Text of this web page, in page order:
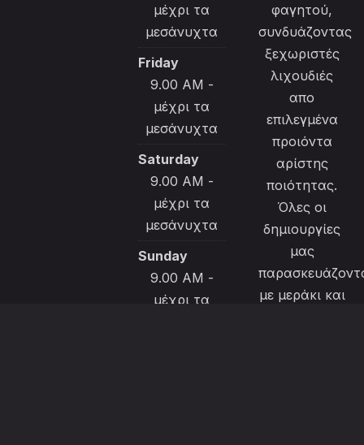
μέχρι τα
μεσάνυχτα
Friday
9.00 AM -
μέχρι τα
μεσάνυχτα
Saturday
9.00 AM -
μέχρι τα
μεσάνυχτα
Sunday
9.00 AM -
μέχρι τα
φαγητού,
συνδυάζοντας
ξεχωριστές
λιχουδιές
απο
επιλεγμένα
προιόντα
αρίστης
ποιότητας.
Όλες οι
δημιουργίες
μας
με μεράκι και